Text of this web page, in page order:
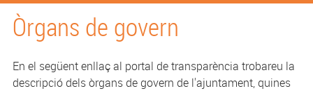
Òrgans de govern
En el següent enllaç al portal de transparència trobareu la
descripció dels òrgans de govern de l'ajuntament, quines